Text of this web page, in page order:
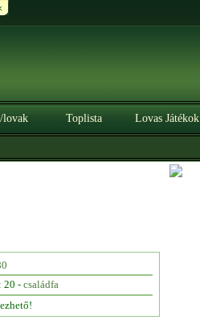
lovak Toplista Lovas Játékok
20 - családfa